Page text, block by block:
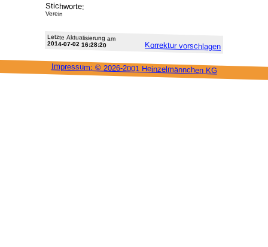
Stichworte:
Verein
Letzte Aktu­alisie­rung am
2014-07-02 16:28:20 Korrektur vor­schlagen
Impressum: © 2026-2001 Heinzel­männchen KG